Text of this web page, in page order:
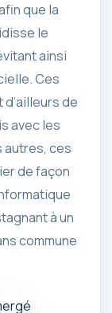
que la
le
ainsi
Ces
de
avec les
autres, ces
de façon
à un
commune